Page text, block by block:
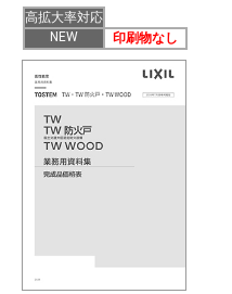
高拡大率対応
NEW
印刷物なし